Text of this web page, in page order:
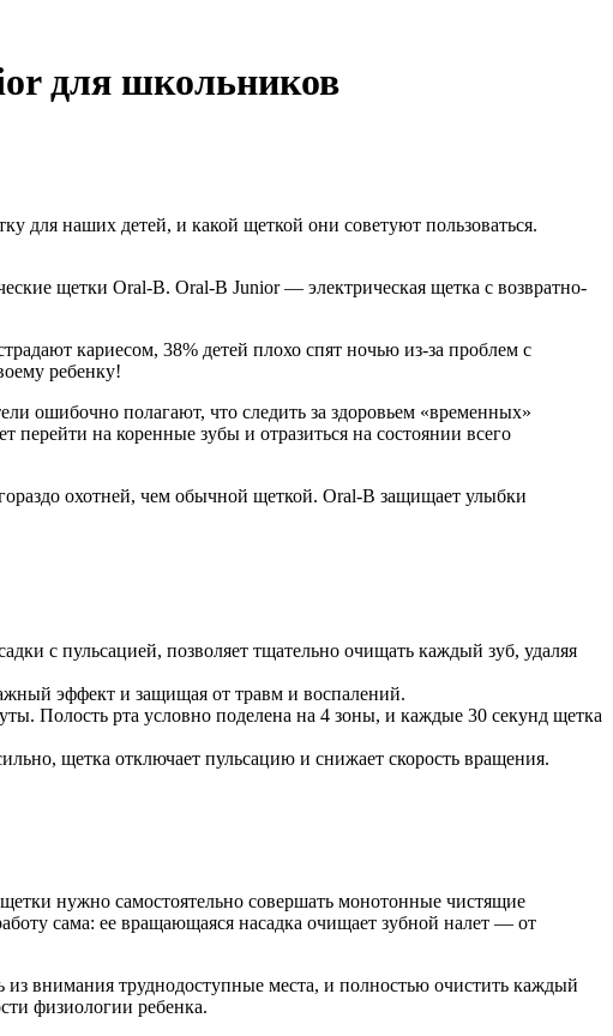
для школьников
для наших детей, и какой щеткой они советуют пользоваться.
щетки Oral-B. Oral-B Junior — электрическая щетка с возвратно-
кариесом, 38% детей плохо спят ночью из-за проблем с
ребенку!
ошибочно полагают, что следить за здоровьем «временных»
на коренные зубы и отразиться на состоянии всего
охотней, чем обычной щеткой. Oral-B защищает улыбки
с пульсацией, позволяет тщательно очищать каждый зуб, удаляя
эффект и защищая от травм и воспалений.
Полость рта условно поделена на 4 зоны, и каждые 30 секунд щетка
щетка отключает пульсацию и снижает скорость вращения.
нужно самостоятельно совершать монотонные чистящие
сама: ее вращающаяся насадка очищает зубной налет — от
из внимания труднодоступные места, и полностью очистить каждый
физиологии ребенка.